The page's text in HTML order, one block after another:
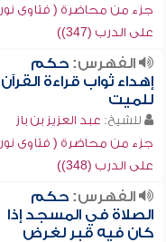
جزء من محاضرة ( فتاوى نور
على الدرب (347))
الفهرس:حكم
إهداء ثواب قراءة القرآن
للميت
للشيخ: عبد العزيز بن باز
جزء من محاضرة ( فتاوى نور
على الدرب (348))
الفهرس:حكم
الصلاة في المسجد إذا
كان فيه قبر لغرض